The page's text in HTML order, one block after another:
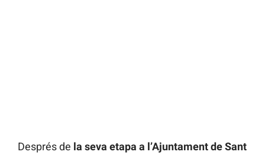
Després de la seva etapa a l’Ajuntament de Sant